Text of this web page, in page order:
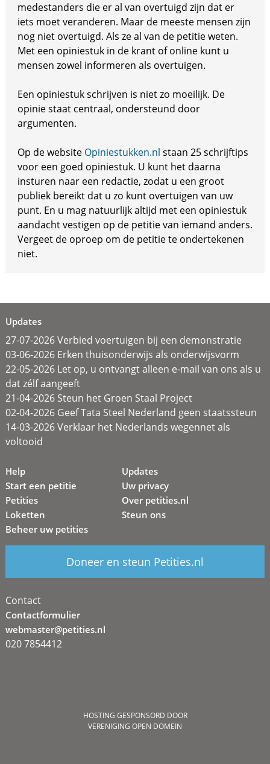
medestanders die er al van overtuigd zijn dat er
iets moet veranderen. Maar de meeste mensen zijn
nog niet overtuigd. Als ze al van de petitie weten.
Met een opiniestuk in de krant of online kunt u
mensen zowel informeren als overtuigen.
Een opiniestuk schrijven is niet zo moeilijk. De
opinie staat centraal, ondersteund door
argumenten.
Op de website Opiniestukken.nl staan 25 schrijftips
voor een goed opiniestuk. U kunt het daarna
insturen naar een redactie, zodat u een groot
publiek bereikt dat u zo kunt overtuigen van uw
punt. En u mag natuurlijk altijd met een opiniestuk
aandacht vestigen op de petitie van iemand anders.
Vergeet de oproep om de petitie te ondertekenen
niet.
Updates
27-07-2026 Verbied voertuigen bij een demonstratie
03-06-2026 Erken thuisonderwijs als onderwijsvorm
22-05-2026 Let op, u ontvangt alleen e-mail van ons als u
dat zélf aangeeft
21-04-2026 Steun het Groen Staal Project
02-04-2026 Geef Tata Steel Nederland geen staatssteun
14-03-2026 Verklaar het Nederlands wegennet als
voltooid
Help
Start een petitie
Petities
Loketten
Beheer uw petities
Updates
Uw privacy
Over petities.nl
Steun ons
Doneer en steun Petities.nl
Contact
Contactformulier
webmaster@petities.nl
020 7854412
HOSTING GESPONSORD DOOR
VERENIGING OPEN DOMEIN